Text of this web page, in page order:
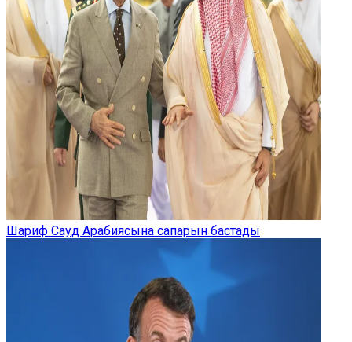
Шариф Сауд Арабиясына сапарын бастады